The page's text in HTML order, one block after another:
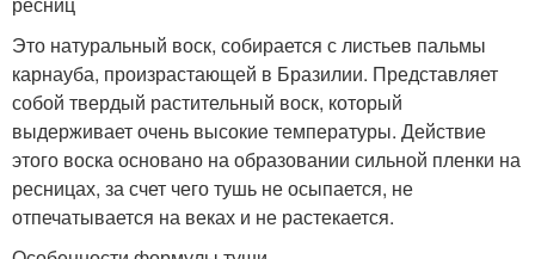
Это натуральный воск, собирается с листьев пальмы
карнауба, произрастающей в Бразилии. Представляет
собой твердый растительный воск, который
выдерживает очень высокие температуры. Действие
этого воска основано на образовании сильной пленки на
ресницах, за счет чего тушь не осыпается, не
отпечатывается на веках и не растекается.